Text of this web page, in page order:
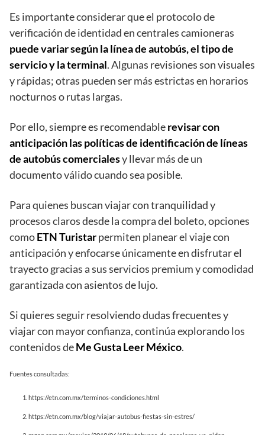
Es importante considerar que el protocolo de
verificación de identidad en centrales camioneras
puede variar según la línea de autobús, el tipo de
servicio y la terminal. Algunas revisiones son visuales
y rápidas; otras pueden ser más estrictas en horarios
nocturnos o rutas largas.
Por ello, siempre es recomendablerevisar con
anticipación las políticas de identificación de líneas
de autobús comercialesy llevar más de un
documento válido cuando sea posible.
Para quienes buscan viajar con tranquilidad y
procesos claros desde la compra del boleto, opciones
comoETN Turistarpermiten planear el viaje con
anticipación y enfocarse únicamente en disfrutar el
trayecto gracias a sus servicios premium y comodidad
garantizada con asientos de lujo.
Si quieres seguir resolviendo dudas frecuentes y
viajar con mayor confianza, continúa explorando los
contenidos deMe Gusta Leer México.
Fuentes consultadas:
https://etn.com.mx/terminos-condiciones.html
https://etn.com.mx/blog/viajar-autobus-fiestas-sin-estres/